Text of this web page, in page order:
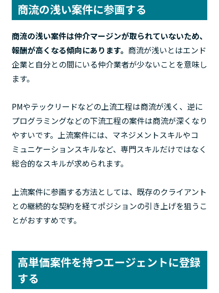
商流の浅い案件に参画する
商流の浅い案件は仲介マージンが取られていないため、
報酬が高くなる傾向にあります。 商流が浅いとはエンド
企業と自分との間にいる仲介業者が少ないことを意味し
ます。
PMやテックリードなどの上流工程は商流が浅く、逆に
プログラミングなどの下流工程の案件は商流が深くなり
やすいです。上流案件には、マネジメントスキルやコ
ミュニケーションスキルなど、専門スキルだけではなく
総合的なスキルが求められます。
上流案件に参画する方法としては、既存のクライアント
との継続的な契約を経てポジションの引き上げを狙うこ
とがおすすめです。
高単価案件を持つエージェントに登録
する